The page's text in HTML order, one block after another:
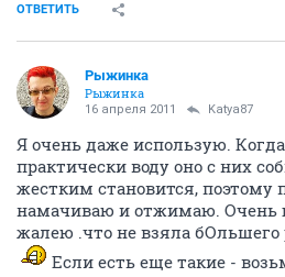
ОТВЕТИТЬ
Рыжинка
Рыжинка
16 апреля 2011 Katya87
Я очень даже использую.
практически воду оно с них
жестким становится, поэтому
намачиваю и отжимаю. Очень
жалею .что не взяла бОльшего
Если есть еще такие -